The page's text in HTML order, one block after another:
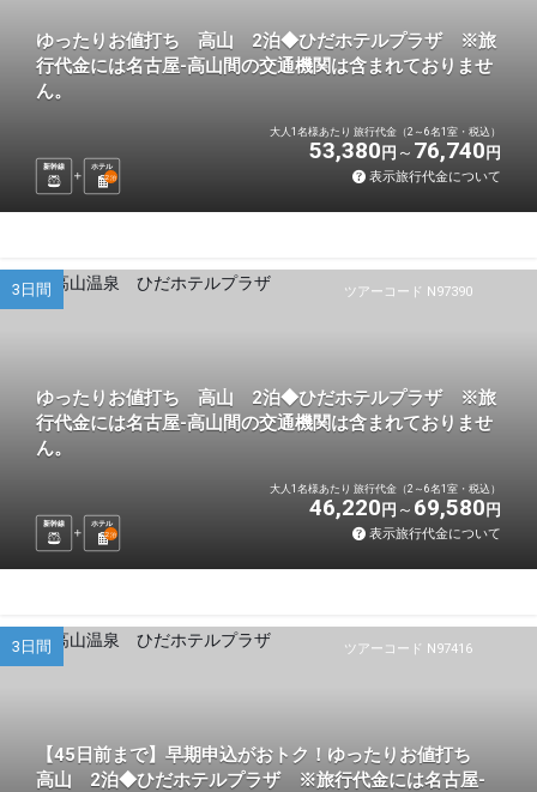
ゆったりお値打ち 高山 2泊◆ひだホテルプラザ ※旅
行代金には名古屋-高山間の交通機関は含まれておりませ
ん。
新幹線
ホテル
2泊
大人1名様あたり 旅行代金（2～6名1室・税込）
53,380 円 76,740 円
表示旅行代金について
ツアーコード N97390
3日間
ゆったりお値打ち 高山 2泊◆ひだホテルプラザ ※旅
行代金には名古屋-高山間の交通機関は含まれておりませ
ん。
新幹線
ホテル
2泊
大人1名様あたり 旅行代金（2～6名1室・税込）
46,220 円 69,580 円
表示旅行代金について
ツアーコード N97416
3日間
【45日前まで】早期申込がおトク！ゆったりお値打ち
高山 2泊◆ひだホテルプラザ ※旅行代金には名古屋-